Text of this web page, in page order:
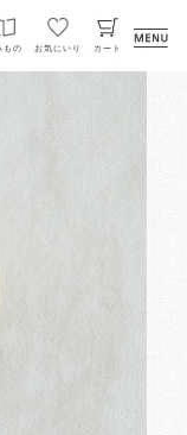
もの お気にいり カート